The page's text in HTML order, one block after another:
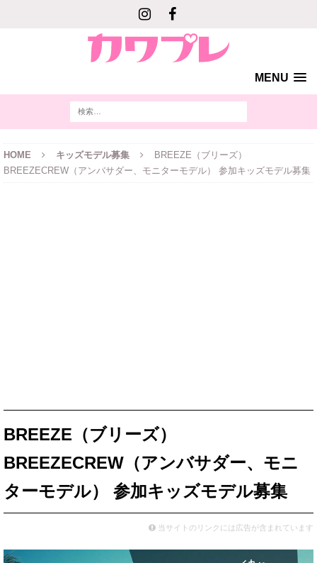
MENU
HOME キッズモデル募集
BREEZE（ブリーズ）
BREEZECREW（アンバサダー、モニターモデル） 参加キッズモデル募集
BREEZE（ブリーズ）
BREEZECREW（アンバサダー、モニ
ターモデル） 参加キッズモデル募集
当サイトのリンクには広告が含まれています